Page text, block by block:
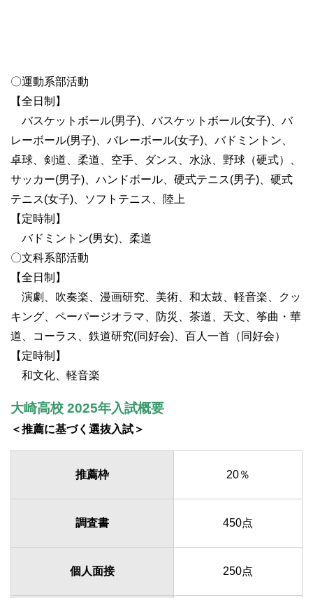
〇運動系部活動
【全日制】
バスケットボール(男子)、バスケットボール(女子)、バ
レーボール(男子)、バレーボール(女子)、バドミントン、
卓球、剣道、柔道、空手、ダンス、水泳、野球（硬式）、
サッカー(男子)、ハンドボール、硬式テニス(男子)、硬式
テニス(女子)、ソフトテニス、陸上
【定時制】
バドミントン(男女)、柔道
〇文科系部活動
【全日制】
演劇、吹奏楽、漫画研究、美術、和太鼓、軽音楽、クッ
キング、ペーパージオラマ、防災、茶道、天文、筝曲・華
道、コーラス、鉄道研究(同好会)、百人一首（同好会）
【定時制】
和文化、軽音楽
大崎高校 2025年入試概要
＜推薦に基づく選抜入試＞
推薦枠 20％
調査書 450点
個人面接 250点